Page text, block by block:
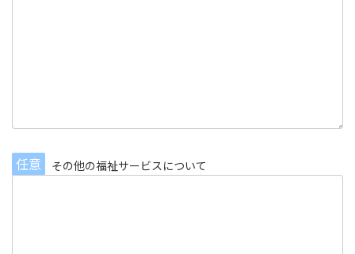
任意 その他の福祉サービスについて